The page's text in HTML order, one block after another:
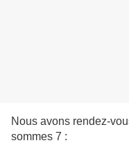
Nous avons rendez-
sommes 7 :